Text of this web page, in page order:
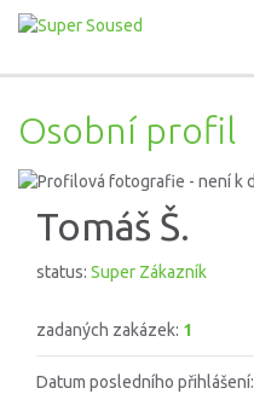
Osobní profil
Tomáš Š.
status: Super Zákazník
zadaných zakázek: 1
Datum posledního přihlášení: